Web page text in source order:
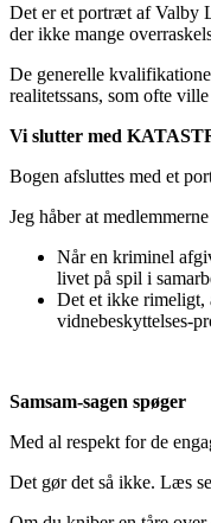
Det er et portræt af Valby
der ikke mange
De generelle
realitetssans, som ofte
Vi slutter med
Bogen afsluttes med et
Jeg håber at
Når en kriminel
livet på spil i
Det et ikke rimeligt,
vidnebeskyttelses-
Samsam-sagen spøger
Med al respekt for de
Det gør det så ikke. Læs